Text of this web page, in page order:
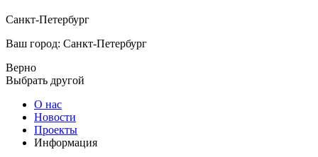
Санкт-Петербург
Ваш город: Санкт-Петербург
Верно
Выбрать другой
О нас
Новости
Проекты
Информация